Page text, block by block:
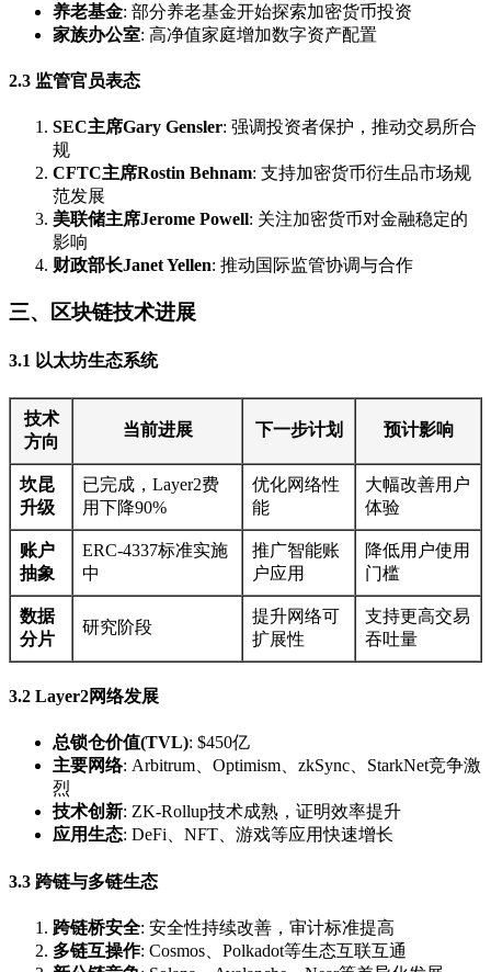
养老基金: 部分养老基金开始探索加密货币投资
家族办公室: 高净值家庭增加数字资产配置
2.3 监管官员表态
SEC主席Gary Gensler: 强调投资者保护，推动交易所合
规
CFTC主席Rostin Behnam: 支持加密货币衍生品市场规
范发展
美联储主席Jerome Powell: 关注加密货币对金融稳定的
影响
财政部长Janet Yellen: 推动国际监管协调与合作
三、区块链技术进展
3.1 以太坊生态系统
技术
方向
当前进展 下一步计划 预计影响
坎昆
升级
已完成，Layer2费
用下降90%
优化网络性
能
大幅改善用户
体验
账户
抽象
ERC-4337标准实施
中
推广智能账
户应用
降低用户使用
门槛
数据
分片
研究阶段
提升网络可
扩展性
支持更高交易
吞吐量
3.2 Layer2网络发展
总锁仓价值(TVL): $450亿
主要网络: Arbitrum、Optimism、zkSync、StarkNet竞争激
烈
技术创新: ZK-Rollup技术成熟，证明效率提升
应用生态: DeFi、NFT、游戏等应用快速增长
3.3 跨链与多链生态
跨链桥安全: 安全性持续改善，审计标准提高
多链互操作: Cosmos、Polkadot等生态互联互通